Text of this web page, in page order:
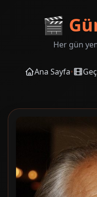
🎬
Her gün
Ana Sayfa•